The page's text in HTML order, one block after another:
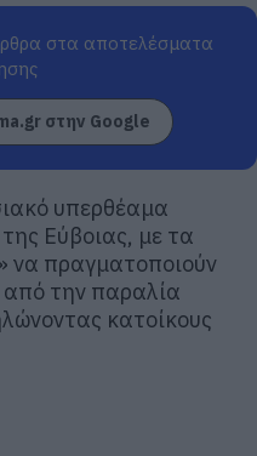
στα αποτελέσματα
στην Google
υπερθέαμα
Εύβοιας, με τα
να πραγματοποιούν
από την παραλία
κατοίκους